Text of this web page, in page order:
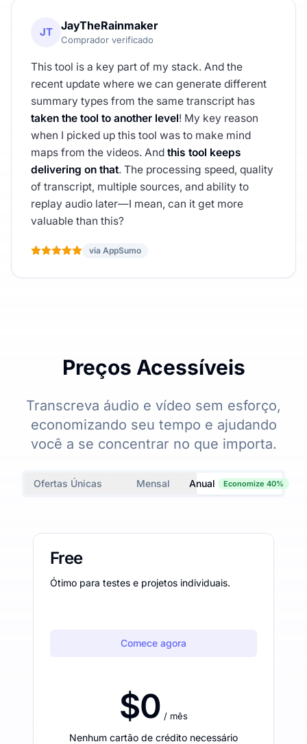
JT JayTheRainmaker
Comprador verificado
This tool is a key part of my stack. And the
recent update where we can generate different
summary types from the same transcript has
taken the tool to another level! My key reason
when I picked up this tool was to make mind
maps from the videos. And this tool keeps
delivering on that. The processing speed, quality
of transcript, multiple sources, and ability to
replay audio later—I mean, can it get more
valuable than this?
via AppSumo
Preços Acessíveis
Transcreva áudio e vídeo sem esforço,
economizando seu tempo e ajudando
você a se concentrar no que importa.
Ofertas Únicas Mensal Anual Economize 40%
Free
Ótimo para testes e projetos individuais.
Comece agora
$0 / mês
Nenhum cartão de crédito necessário